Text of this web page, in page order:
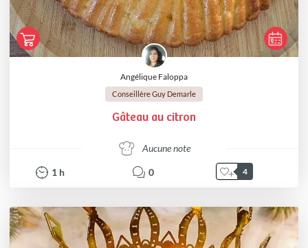
Angélique Faloppa
Conseillère Guy Demarle
Gâteau au citron
Aucune note
1 h 0 4